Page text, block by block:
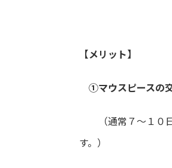
【メリット】
①マウスピースの
（通常７～１０日
す。）